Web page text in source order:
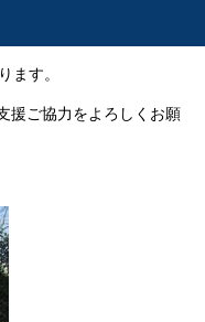
ます。
援ご協力をよろしくお願